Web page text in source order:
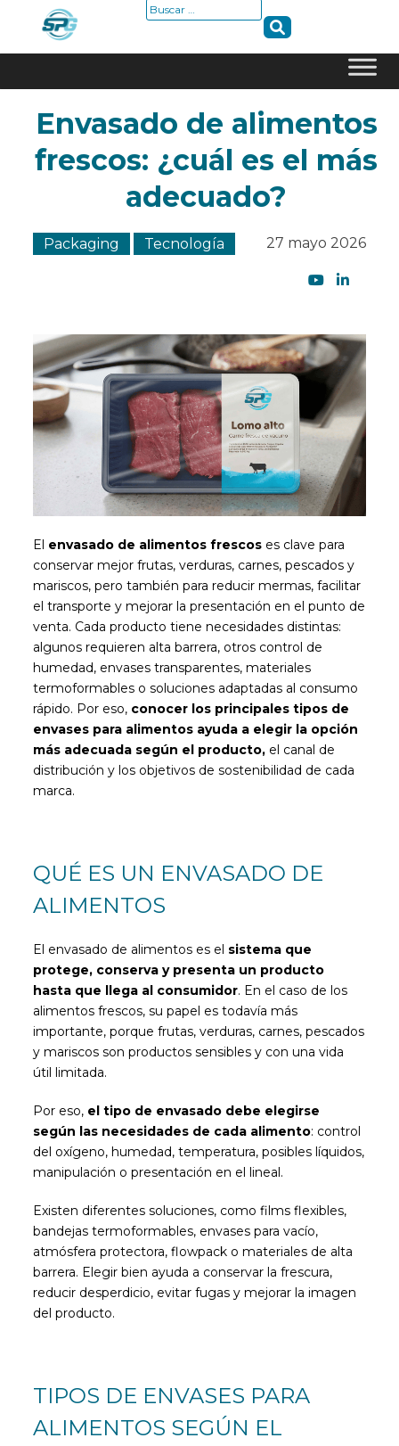
Buscar:
Envasado de alimentos
frescos: ¿cuál es el más
adecuado?
Packaging Tecnología 27 mayo 2026
El envasado de alimentos frescos es clave para
conservar mejor frutas, verduras, carnes, pescados y
mariscos, pero también para reducir mermas, facilitar
el transporte y mejorar la presentación en el punto de
venta. Cada producto tiene necesidades distintas:
algunos requieren alta barrera, otros control de
humedad, envases transparentes, materiales
termoformables o soluciones adaptadas al consumo
rápido. Por eso, conocer los principales tipos de
envases para alimentos ayuda a elegir la opción
más adecuada según el producto, el canal de
distribución y los objetivos de sostenibilidad de cada
marca.
QUÉ ES UN ENVASADO DE
ALIMENTOS
El envasado de alimentos es el sistema que
protege, conserva y presenta un producto
hasta que llega al consumidor. En el caso de los
alimentos frescos, su papel es todavía más
importante, porque frutas, verduras, carnes, pescados
y mariscos son productos sensibles y con una vida
útil limitada.
Por eso, el tipo de envasado debe elegirse
según las necesidades de cada alimento: control
del oxígeno, humedad, temperatura, posibles líquidos,
manipulación o presentación en el lineal.
Existen diferentes soluciones, como films flexibles,
bandejas termoformables, envases para vacío,
atmósfera protectora, flowpack o materiales de alta
barrera. Elegir bien ayuda a conservar la frescura,
reducir desperdicio, evitar fugas y mejorar la imagen
del producto.
TIPOS DE ENVASES PARA
ALIMENTOS SEGÚN EL